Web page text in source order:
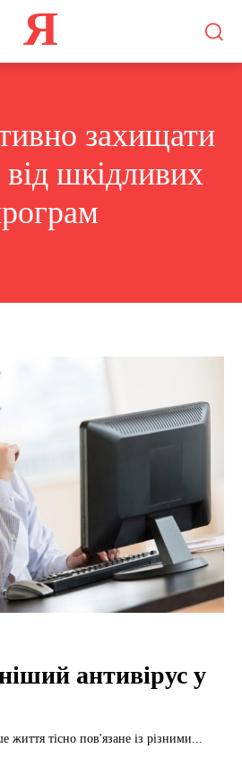
Я
захищати
від шкідливих
антивірус у
життя тісно пов'язане із різними...